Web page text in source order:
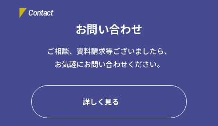
Contact
お問い合わせ
ご相談、資料請求等ございましたら、
お気軽にお問い合わせください。
詳しく見る